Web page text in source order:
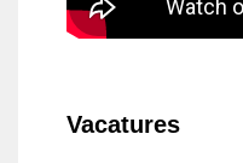
Vacatures